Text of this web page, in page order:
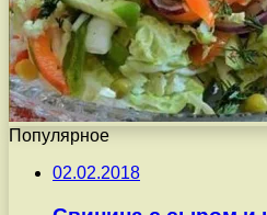
Популярное
02.02.2018